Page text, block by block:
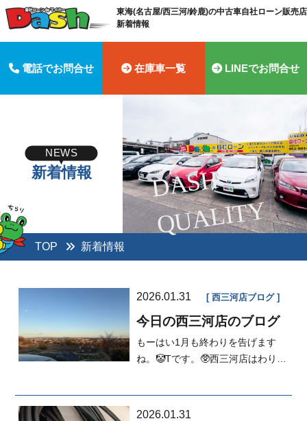
東海(名古屋/西三河/鈴鹿)の中古車自社ローン販売
新着情報
電話でお問合せ 在庫車一覧 LINEでお問合せ
D
A
S
H
Q
U
A
LI
T
Y
NEWS
新着情報
TOP 新着情報
2026.01.31 西三河店ブログ
今日の西三河店のブログ
もーはい1月も終わりを告げます
ね。🤡Tです。🥸西三河店はわりか
2026.01.31